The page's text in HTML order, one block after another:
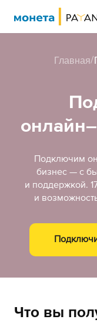
Главная
Подключим
бизнес — с
и поддержкой.
и
Что вы